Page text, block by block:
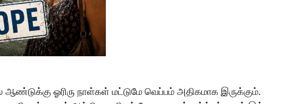
ஓரிரு நாள்கள் மட்டுமே வெப்பம் அதிகமாக இருக்கும்.